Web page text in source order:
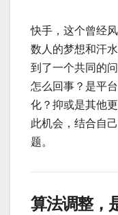
快手，这个曾经
数人的梦想和汗
到了一个共同的
怎么回事？是平
化？抑或是其他
此机会，结合自
题。
算法调整，